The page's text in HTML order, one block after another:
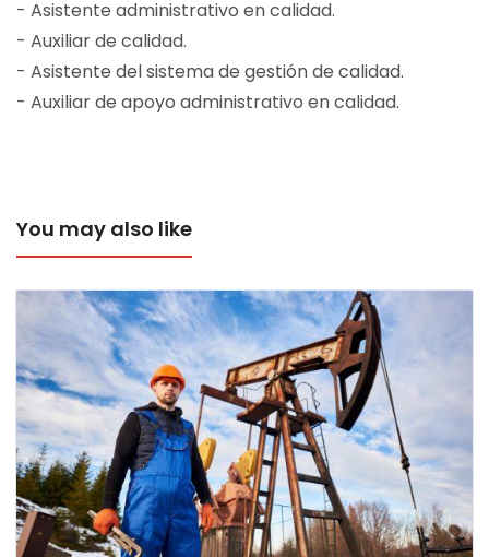
- Asistente administrativo en calidad.
- Auxiliar de calidad.
- Asistente del sistema de gestión de calidad.
- Auxiliar de apoyo administrativo en calidad.
You may also like